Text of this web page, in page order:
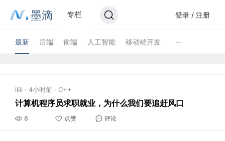
墨滴 专栏 登录 / 注册
最新 后端 前端 人工智能 移动端开发 ···
lliii · 4小时前 · C++
计算机程序员求职就业，为什么我们要追赶风口
6 点赞 评论